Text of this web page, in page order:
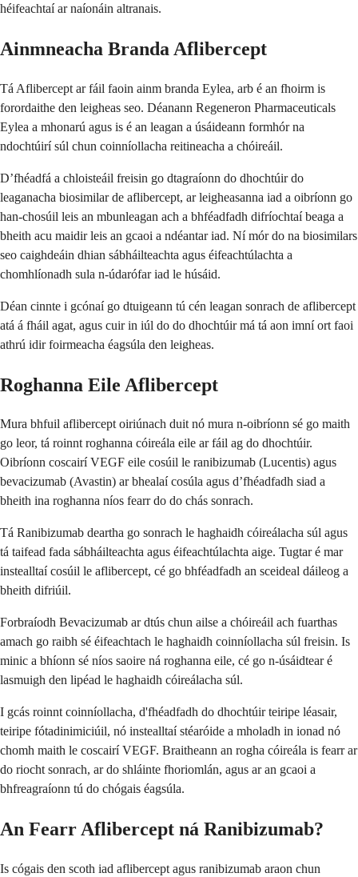
héifeachtaí ar naíonáin altranais.
Ainmneacha Branda Aflibercept
Tá Aflibercept ar fáil faoin ainm branda Eylea, arb é an fhoirm is
forordaithe den leigheas seo. Déanann Regeneron Pharmaceuticals
Eylea a mhonarú agus is é an leagan a úsáideann formhór na
ndochtúirí súl chun coinníollacha reitineacha a chóireáil.
D’fhéadfá a chloisteáil freisin go dtagraíonn do dhochtúir do
leaganacha biosimilar de aflibercept, ar leigheasanna iad a oibríonn go
han-chosúil leis an mbunleagan ach a bhféadfadh difríochtaí beaga a
bheith acu maidir leis an gcaoi a ndéantar iad. Ní mór do na biosimilars
seo caighdeáin dhian sábháilteachta agus éifeachtúlachta a
chomhlíonadh sula n-údarófar iad le húsáid.
Déan cinnte i gcónaí go dtuigeann tú cén leagan sonrach de aflibercept
atá á fháil agat, agus cuir in iúl do do dhochtúir má tá aon imní ort faoi
athrú idir foirmeacha éagsúla den leigheas.
Roghanna Eile Aflibercept
Mura bhfuil aflibercept oiriúnach duit nó mura n-oibríonn sé go maith
go leor, tá roinnt roghanna cóireála eile ar fáil ag do dhochtúir.
Oibríonn coscairí VEGF eile cosúil le ranibizumab (Lucentis) agus
bevacizumab (Avastin) ar bhealaí cosúla agus d’fhéadfadh siad a
bheith ina roghanna níos fearr do do chás sonrach.
Tá Ranibizumab deartha go sonrach le haghaidh cóireálacha súl agus
tá taifead fada sábháilteachta agus éifeachtúlachta aige. Tugtar é mar
instealltaí cosúil le aflibercept, cé go bhféadfadh an sceideal dáileog a
bheith difriúil.
Forbraíodh Bevacizumab ar dtús chun ailse a chóireáil ach fuarthas
amach go raibh sé éifeachtach le haghaidh coinníollacha súl freisin. Is
minic a bhíonn sé níos saoire ná roghanna eile, cé go n-úsáidtear é
lasmuigh den lipéad le haghaidh cóireálacha súl.
I gcás roinnt coinníollacha, d'fhéadfadh do dhochtúir teiripe léasair,
teiripe fótadinimiciúil, nó instealltaí stéaróide a mholadh in ionad nó
chomh maith le coscairí VEGF. Braitheann an rogha cóireála is fearr ar
do riocht sonrach, ar do shláinte fhoriomlán, agus ar an gcaoi a
bhfreagraíonn tú do chógais éagsúla.
An Fearr Aflibercept ná Ranibizumab?
Is cógais den scoth iad aflibercept agus ranibizumab araon chun